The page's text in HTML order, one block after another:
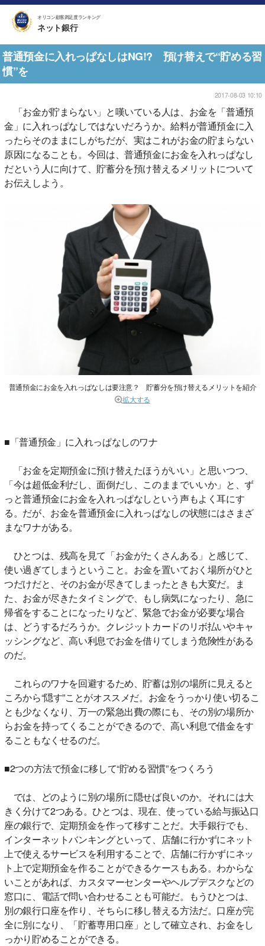
オリコン顧客満足度ランキング
ネット銀行
普通預金に入れっぱなしはNG!? 預け替えで“貯める習
慣”を
2017-08-03 10:10
「お金が貯まらない」と嘆いている人は、お金を「普通預
金」に入れっぱなしではないだろうか。給料が普通預金に入
ったらそのままにしがちだが、実はこれがお金の貯まらない
原因になることも。今回は、普通預金にお金を入れっぱなし
だという人に向けて、貯蓄分を預け替えるメリットについて
お伝えしよう。
普通預金にお金を入れっぱなしは要注意？ 貯蓄分を預け替えるメリットを紹介
拡大する
■「普通預金」に入れっぱなしのワナ
「お金を定期預金に預け替えたほうがいい」と思いつつ、
「今は超低金利だし、面倒だし、このままでいいか」と、ず
っと普通預金にお金を入れっぱなしという声もよく耳にす
る。だが、お金を普通預金に入れっぱなしの状態にはさまざ
まなワナがある。
ひとつは、残高を見て「お金がたくさんある」と感じて、
使い過ぎてしまうということ。お金を置いておく場所がひと
つだけだと、そのお金が尽きてしまったときも大変だ。ま
た、お金が尽きたタイミングで、もし病気になったり、急に
帰省をすることになったりなど、緊急でお金が必要な場合
は、どうするだろうか。クレジットカードのリボ払いやキャ
ッシングなど、高い利息でお金を借りてしまう危険性がある
のだ。
これらのワナを回避するため、貯蓄は別の場所に見えると
ころから“隠す”ことがオススメだ。お金をうっかり使い切るこ
とも少なくなり、万一の緊急出費の際にも、その別の場所か
らお金を持ってくることができるので、高い利息で借金をす
ることもなくせるのだ。
■2つの方法で預金に移して“貯める習慣”をつくろう
では、どのように別の場所に隠せば良いのか。それには大
きく分けて2つある。ひとつは、現在、使っている給与振込口
座の銀行で、定期預金を作って移すことだ。大手銀行でも、
インターネットバンキングといって、店舗に行かずにネット
上で使えるサービスを利用することで、店舗に行かずにネッ
ト上で定期預金を作ることができるケースもある。わからな
いことがあれば、カスタマーセンターやヘルプデスクなどの
窓口に、電話で問い合わせることも可能だ。もうひとつは、
別の銀行口座を作り、そちらに移し替える方法だ。口座が完
全に別になり、「貯蓄専用口座」として確立され、お金をし
っかり貯めることができる。